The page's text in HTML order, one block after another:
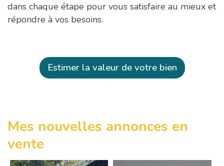
dans chaque étape pour vous satisfaire au mieux et
répondre à vos besoins.
Estimer la valeur de votre bien
Mes nouvelles annonces en
vente